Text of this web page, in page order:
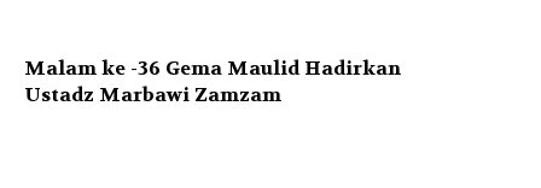
Malam ke -36 Gema Maulid Hadirkan
Ustadz Marbawi Zamzam